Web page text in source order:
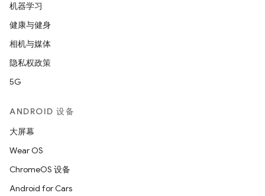
机器学习
健康与健身
相机与媒体
隐私权政策
5G
ANDROID 设备
大屏幕
Wear OS
ChromeOS 设备
Android for Cars